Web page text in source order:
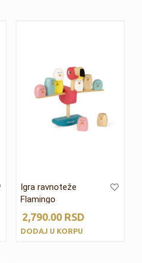
Igra ravnoteže
Flamingo
2,790.00RSD
DODAJ U KORPU